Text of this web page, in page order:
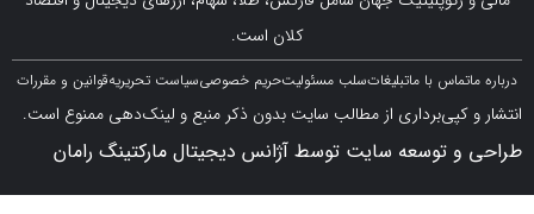
با ما تبلیغاتسلب مسئولیتحریم خصوصیسیاست تحریریهقوانین و مقررات
از مطالب سایت بدون ذکر منبع و لینک‌دهی ممنوع است.
سایت توسط آژانس دیجیتال مارکتینگ رامان